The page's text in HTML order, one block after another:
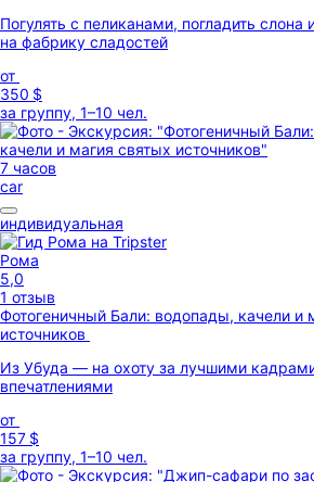
Погулять с пеликанами, погладить слона
на фабрику сладостей
от
350 $
за группу, 1–10 чел.
7 часов
car
индивидуальная
Рома
5,0
1 отзыв
Фотогеничный Бали: водопады, качели и
источников
Из Убуда — на охоту за лучшими
впечатлениями
от
157 $
за группу, 1–10 чел.